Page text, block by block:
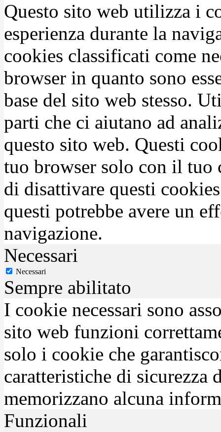
Questo sito web utilizza i
esperienza durante la
cookies classificati come
browser in quanto sono
base del sito web stesso.
parti che ci aiutano ad
questo sito web. Questi
tuo browser solo con il tuo
di disattivare questi
questi potrebbe avere un
navigazione.
Necessari
Necessari
Sempre abilitato
I cookie necessari sono
sito web funzioni
solo i cookie che
caratteristiche di sicurezza
memorizzano alcuna
Funzionali